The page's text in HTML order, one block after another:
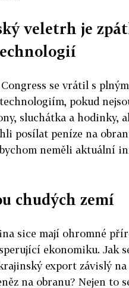
veletrh je
se vrátil s
pokud
sluchátka a hodinky,
posílat peníze na
neměli aktuální
chudých zemí
sice mají ohromné
ekonomiku. Jak
export závislý
na obranu? Nejen to